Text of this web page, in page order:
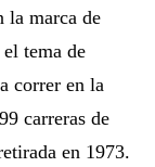
la marca de
tema de
correr en la
carreras de
en 1973.